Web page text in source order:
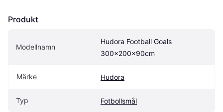
Produkt
Modellnamn
Hudora Football Goals
300x200x90cm
Märke Hudora
Typ Fotbollsmål